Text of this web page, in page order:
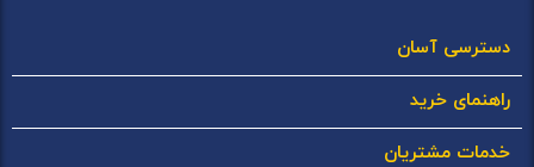
دسترسی آسان
راهنمای خرید
خدمات مشتریان